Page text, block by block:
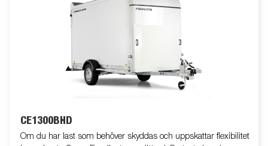
CE1300BHD
Om du har last som behöver skyddas och uppskattar flexibilitet